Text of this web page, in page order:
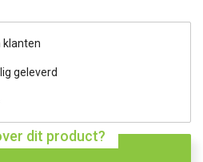
klanten
geleverd
dit product?